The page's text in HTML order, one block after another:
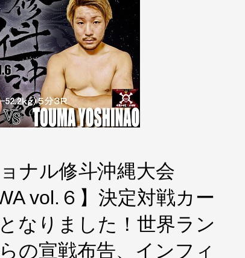
ナル修斗沖縄大会
vol.６】決定対戦カー
なりました！世界ラン
の宣戦布告、インフィ